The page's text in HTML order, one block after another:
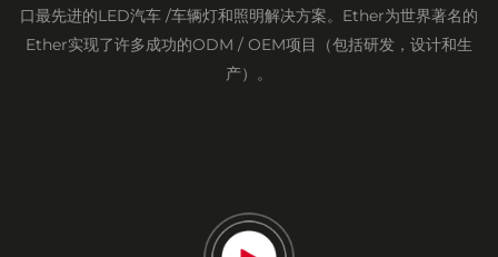
口最先进的LED汽车 /车辆灯和照明解决方案。Ether为世界著名的
Ether实现了许多成功的ODM / OEM项目（包括研发，设计和生
产）。